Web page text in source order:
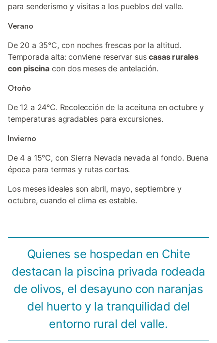
para senderismo y visitas a los pueblos del valle.
Verano
De 20 a 35°C, con noches frescas por la altitud.
Temporada alta: conviene reservar suscasas rurales
con piscina con dos meses de antelación.
Otoño
De 12 a 24°C. Recolección de la aceituna en octubre y
temperaturas agradables para excursiones.
Invierno
De 4 a 15°C, con Sierra Nevada nevada al fondo. Buena
época para termas y rutas cortas.
Los meses ideales son abril, mayo, septiembre y
octubre, cuando el clima es estable.
Quienes se hospedan en Chite
destacan la piscina privada rodeada
de olivos, el desayuno con naranjas
del huerto y la tranquilidad del
entorno rural del valle.